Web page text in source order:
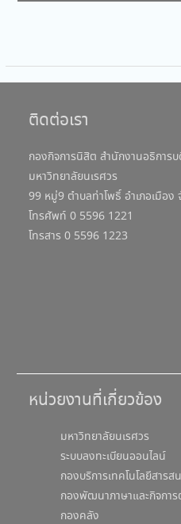
ติดต่อเรา
กองกิจการนิสิต สำนักงานอธิการ
มหาวิทยาลัยนเรศวร
99 หมู่9 ตำบลท่าโพธิ์ อำเภอเมือ
โทรศัพท์ 0 5596 1221
โทรสาร 0 5596 1223
หน่วยงานที่เกี่ยวข้อง
มหาวิทยาลัยนเรศวร
ระบบลงทะเบียนออนไลน์
กองบริการเทคโนโลยีสารส
กองพัฒนาภาษาและกิจการ
กองคลัง